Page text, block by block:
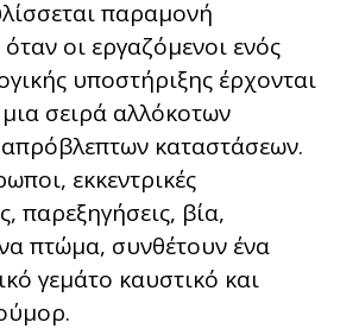
παραμονή
οι εργαζόμενοι ενός
υποστήριξης έρχονται
σειρά αλλόκοτων
απρόβλεπτων καταστάσεων.
εκκεντρικές
παρεξηγήσεις, βία,
πτώμα, συνθέτουν ένα
γεμάτο καυστικό και